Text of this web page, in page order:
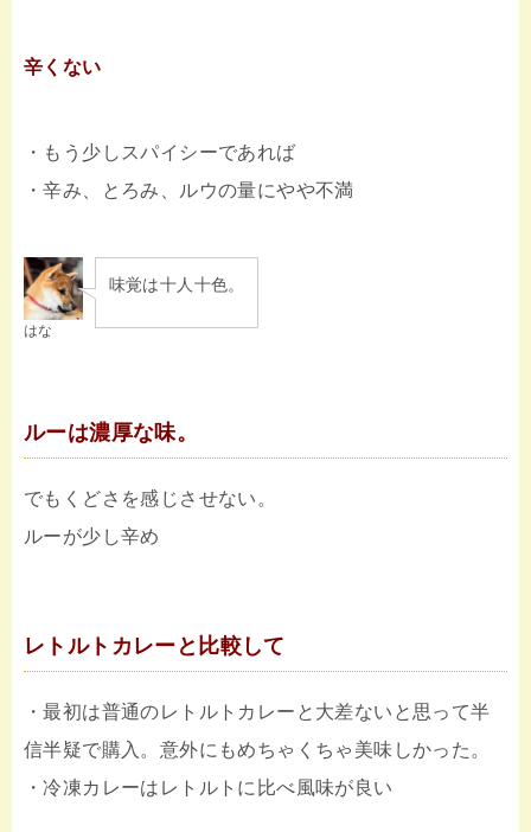
辛くない
・もう少しスパイシーであれば
・辛み、とろみ、ルウの量にやや不満
はな
味覚は十人十色。
ルーは濃厚な味。
でもくどさを感じさせない。
ルーが少し辛め
レトルトカレーと比較して
・最初は普通のレトルトカレーと大差ないと思って半
信半疑で購入。意外にもめちゃくちゃ美味しかった。
・冷凍カレーはレトルトに比べ風味が良い